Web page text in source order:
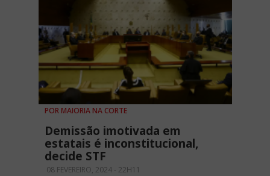
POR MAIORIA NA CORTE
Demissão imotivada em
estatais é inconstitucional,
decide STF
08 FEVEREIRO, 2024 - 22H11